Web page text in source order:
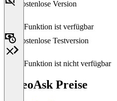
Kostenlose Version
Diese Funktion ist verfügbar
Kostenlose Testversion
Diese Funktion ist nicht verfügbar
VideoAsk Preise